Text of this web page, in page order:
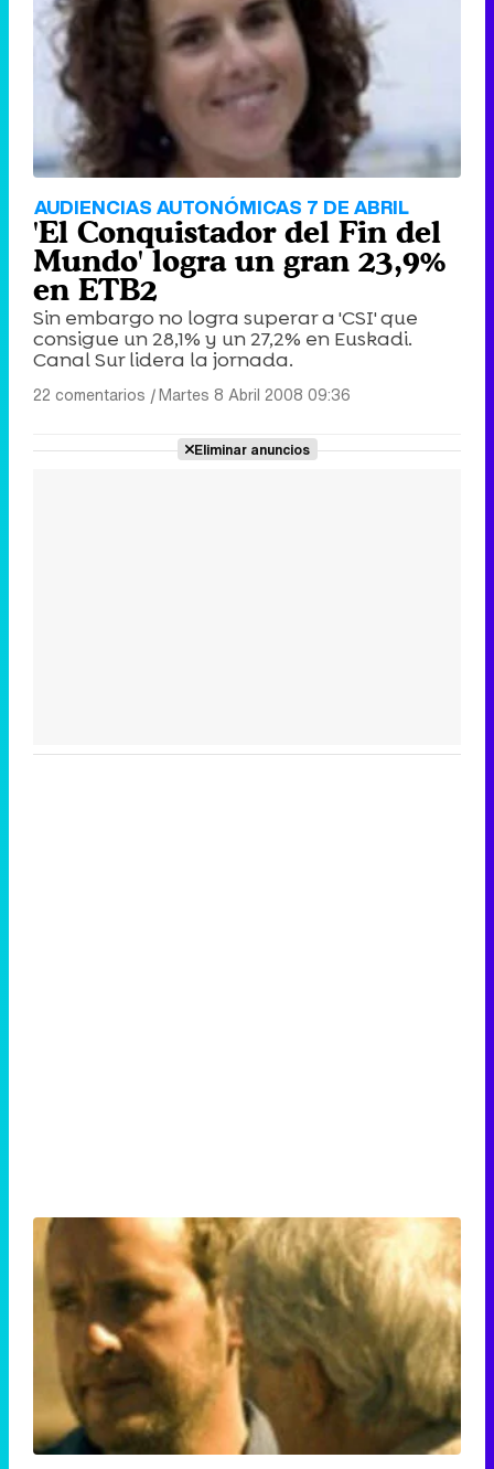
AUDIENCIAS AUTONÓMICAS 7 DE ABRIL
'El Conquistador del Fin del
Mundo' logra un gran 23,9%
en ETB2
Sin embargo no logra superar a 'CSI' que
consigue un 28,1% y un 27,2% en Euskadi.
Canal Sur lidera la jornada.
22 comentarios |Martes 8 Abril 2008 09:36
Eliminar anuncios